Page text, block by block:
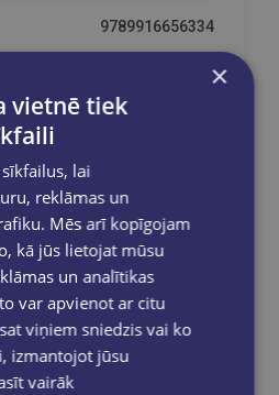
9789916656334
un pieejama Jūsu
10% atlaidi pilnas
notiek darba dienās.
tiekapstrādāti un
dienu laikā.
×
vietnē tiek
lai
reklāmas un
Mēs arī kopīgojam
kā jūs lietojat mūsu
un analītikas
var apvienot ar citu
viņiem sniedzis vai ko
izmantojot jūsu
vairāk